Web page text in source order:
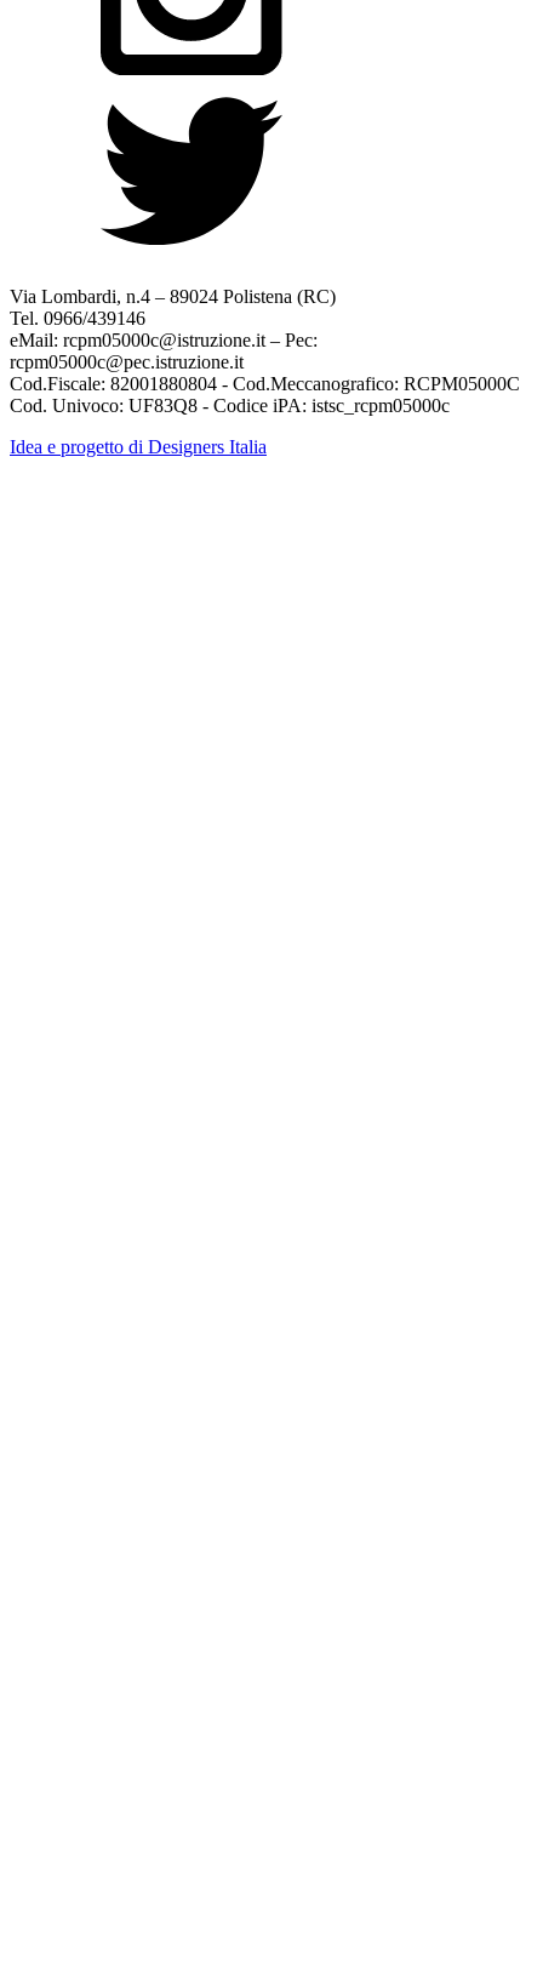
Via Lombardi, n.4 – 89024 Polistena (RC)
Tel. 0966/439146
eMail: rcpm05000c@istruzione.it – Pec:
rcpm05000c@pec.istruzione.it
Cod.Fiscale: 82001880804 - Cod.Meccanografico: RCPM05000C
Cod. Univoco: UF83Q8 - Codice iPA: istsc_rcpm05000c
Idea e progetto di Designers Italia